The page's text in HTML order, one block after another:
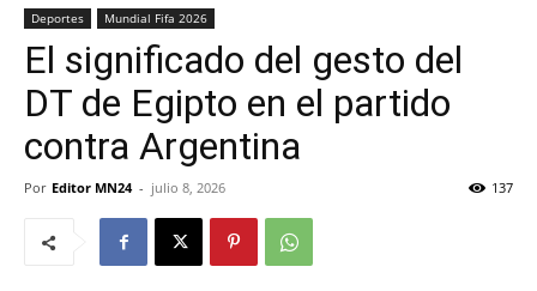
Deportes Mundial Fifa 2026
El significado del gesto del
DT de Egipto en el partido
contra Argentina
Por Editor MN24 - julio 8, 2026 137